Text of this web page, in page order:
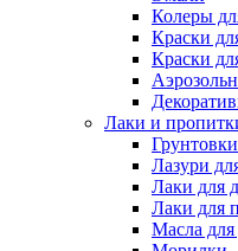
Колеры
Краски
Краски
Лаки и
Лазури
Лаки для
Лаки для
Масла